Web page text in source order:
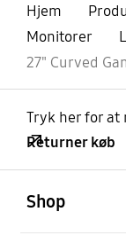
Hjem
Monitorer
27" Curved
Tryk her for
Returner køb
Shop